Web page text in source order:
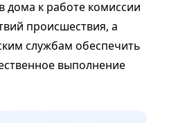
дома к работе комиссии
происшествия, а
службам обеспечить
выполнение